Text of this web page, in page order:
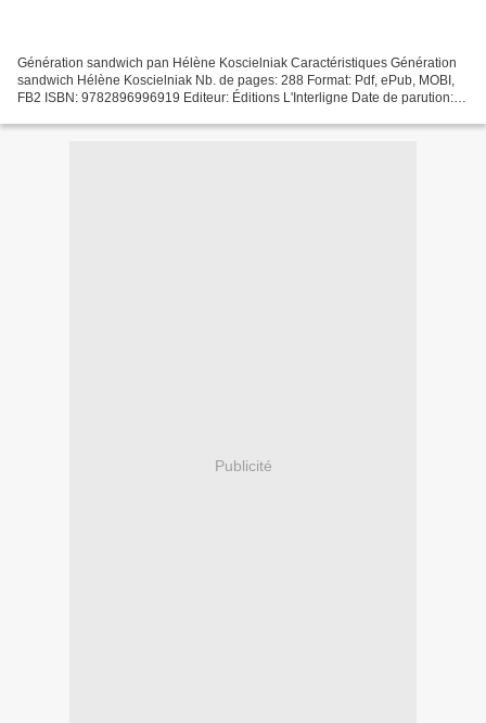
Génération sandwich pan Hélène Koscielniak Caractéristiques Génération
sandwich Hélène Koscielniak Nb. de pages: 288 Format: Pdf, ePub, MOBI,
FB2 ISBN: 9782896996919 Editeur: Éditions L'Interligne Date de parution:
Publicité